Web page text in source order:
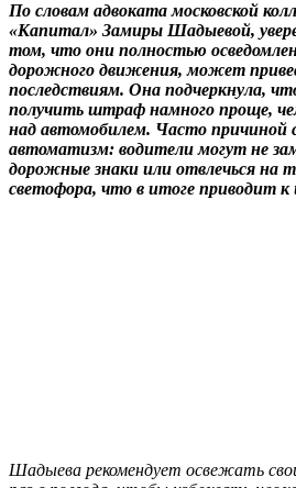
По словам адвоката московской
«Капитал» Замиры Шадыевой,
том, что они полностью
дорожного движения, может
последствиям. Она подчеркнула,
получить штраф намного проще,
над автомобилем. Часто причиной
автоматизм: водители могут не
дорожные знаки или отвлечься на
светофора, что в итоге приводит
Шадыева рекомендует освежать